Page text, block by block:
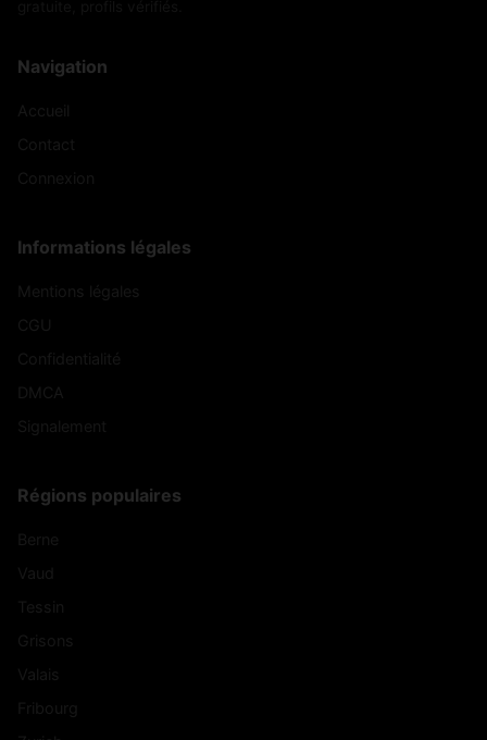
Navigation
Informations légales
Régions populaires